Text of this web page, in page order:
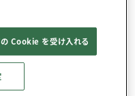
象の製品リストが表示
の Cookie を受け入れる